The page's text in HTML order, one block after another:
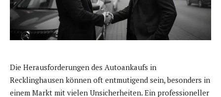
Die Herausforderungen des Autoankaufs in
Recklinghausen können oft entmutigend sein, besonders in
einem Markt mit vielen Unsicherheiten. Ein professioneller